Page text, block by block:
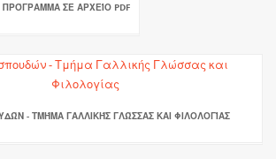
ΣΕ ΑΡΧΕΊΟ PDF
- ΤΜΉΜΑ ΓΑΛΛΙΚΉΣ ΓΛΏΣΣΑΣ ΚΑΙ ΦΙΛΟΛΟΓΊΑΣ